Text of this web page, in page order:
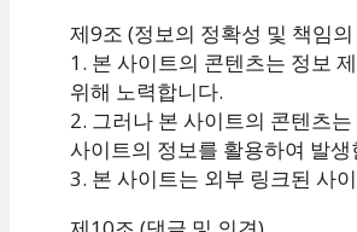
제9조 (정보의 정확성 및 책임
1. 본 사이트의 콘텐츠는 정보
위해 노력합니다.
2. 그러나 본 사이트의 콘텐츠
사이트의 정보를 활용하여 발
3. 본 사이트는 외부 링크된 사